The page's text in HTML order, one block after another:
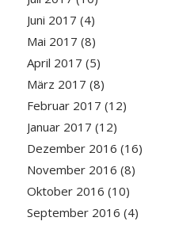
Juni 2017 (4)
Mai 2017 (8)
April 2017 (5)
März 2017 (8)
Februar 2017 (12)
Januar 2017 (12)
Dezember 2016 (16)
November 2016 (8)
Oktober 2016 (10)
September 2016 (4)